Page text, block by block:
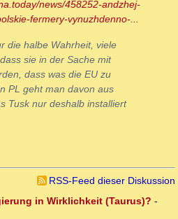
news/458252-andzhej-
fermery-vynuzhdenno-...
die halbe Wahrheit, viele
sie in der Sache mit
dass was die EU zu
PL geht man davon aus
Tusk nur deshalb installiert
RSS-Feed dieser Diskussion
in Wirklichkeit (Taurus)? -